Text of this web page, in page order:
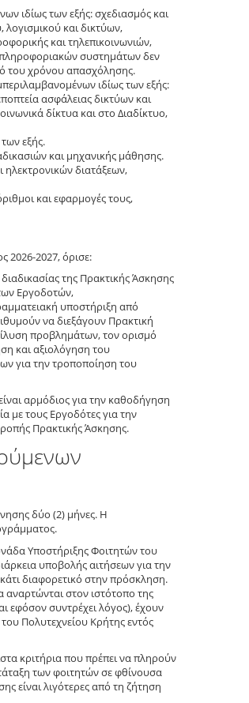
ιδίως των εξής: σχεδιασμός και
και δικτύων,
και τηλεπικοινωνιών,
συστημάτων δεν
του χρόνου απασχόλησης.
ιδίως των εξής:
ασφάλειας δικτύων και
δίκτυα και στο Διαδίκτυο,
εξής.
και μηχανικής μάθησης.
διατάξεων,
και εφαρμογές τους,
2026-2027, όρισε:
διαδικασίας της Πρακτικής Άσκησης
Εργοδοτών,
υποστήριξη από
να διεξάγουν Πρακτική
προβλημάτων, τον ορισμό
και αξιολόγηση του
για την τροποποίηση του
αρμόδιος για την καθοδήγηση
με τους Εργοδότες για την
Πρακτικής Άσκησης.
δύο (2) μήνες. Η
Υποστήριξης Φοιτητών του
υποβολής αιτήσεων για την
διαφορετικό στην πρόσκληση.
στον ιστότοπο της
εφόσον συντρέχει λόγος), έχουν
Πολυτεχνείου Κρήτης εντός
κριτήρια που πρέπει να πληρούν
των φοιτητών σε φθίνουσα
είναι λιγότερες από τη ζήτηση